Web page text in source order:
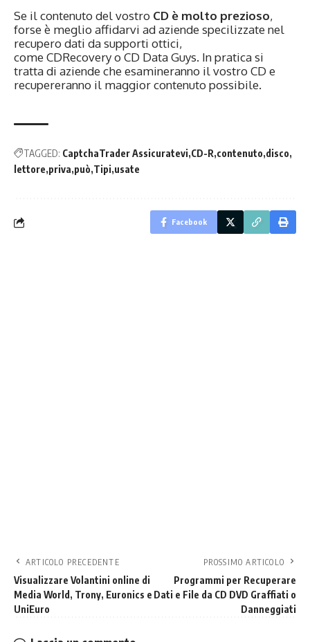
Se il contenuto del vostro CD è molto prezioso,
forse è meglio affidarvi ad aziende specilizzate nel
recupero dati da supporti ottici,
come CDRecoveryo CD Data Guys. In pratica si
tratta di aziende che esamineranno il vostro CD e
recupereranno il maggior contenuto possibile.
TAGGED: CaptchaTrader Assicuratevi CD-R contenuto disco
lettore priva può Tipi usate
Facebook
ARTICOLO PRECEDENTE
Visualizzare Volantini online di
Media World, Trony, Euronics e
UniEuro
PROSSIMO ARTICOLO
Programmi per Recuperare
Dati e File da CD DVD Graffiati o
Danneggiati